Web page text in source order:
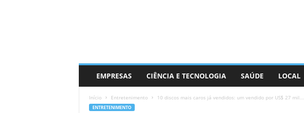
EMPRESAS CIÊNCIA E TECNOLOGIA SAÚDE LOCAL
Início Entretenimento 10 discos mais caros já vendidos: um vendido por US$ 27 mil...
ENTRETENIMENTO